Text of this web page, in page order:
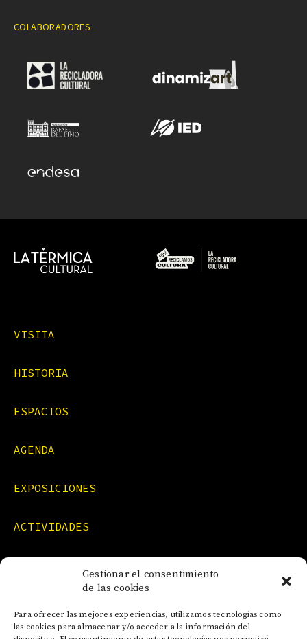
Gestionar el consentimiento
de las cookies
Para ofrecer las mejores experiencias, utilizamos tecnologías como
las cookies para almacenar y/o acceder a la información del
COLABORADORES
VISITA
HISTORIA
ESPACIOS
AGENDA
EXPOSICIONES
ACTIVIDADES